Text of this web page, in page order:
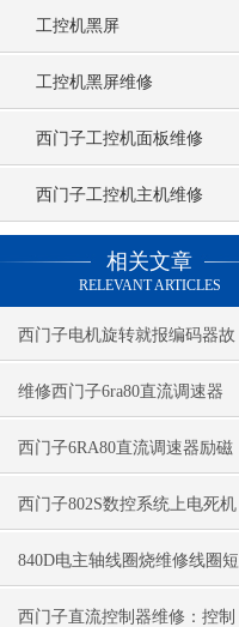
工控机黑屏
工控机黑屏维修
西门子工控机面板维修
西门子工控机主机维修
相关文章
RELEVANT ARTICLES
西门子电机旋转就报编码器故
障
维修西门子6ra80直流调速器
显示故障代码F60300
西门子6RA80直流调速器励磁
故障维修 故障代码：F60105
西门子802S数控系统上电死机
840D电主轴线圈烧维修线圈短
路
西门子直流控制器维修：控制